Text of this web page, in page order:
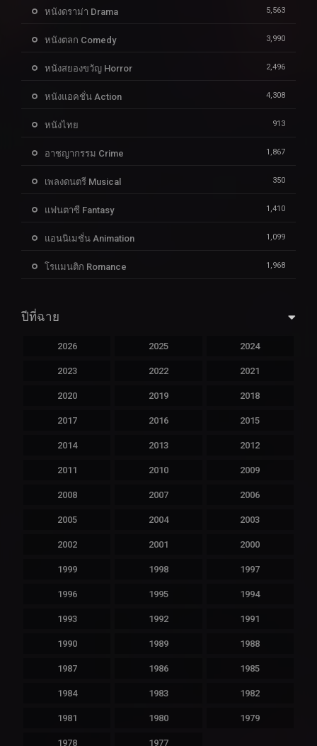
หนังดราม่า Drama 5,563
หนังตลก Comedy 3,990
หนังสยองขวัญ Horror 2,496
หนังแอคชั่น Action 4,308
หนังไทย 913
อาชญากรรม Crime 1,867
เพลงดนตรี Musical 350
แฟนตาซี Fantasy 1,410
แอนนิเมชั่น Animation 1,099
โรแมนติก Romance 1,968
ปีที่ฉาย
2026 2025 2024
2023 2022 2021
2020 2019 2018
2017 2016 2015
2014 2013 2012
2011 2010 2009
2008 2007 2006
2005 2004 2003
2002 2001 2000
1999 1998 1997
1996 1995 1994
1993 1992 1991
1990 1989 1988
1987 1986 1985
1984 1983 1982
1981 1980 1979
1978 1977